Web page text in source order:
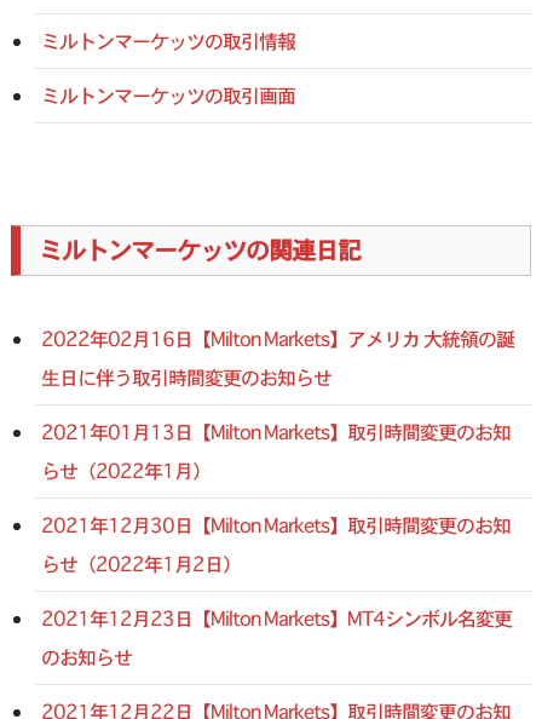
ミルトンマーケッツの取引情報
ミルトンマーケッツの取引画面
ミルトンマーケッツの関連日記
2022年02月16日【Milton Markets】アメリカ 大統領の誕
生日に伴う取引時間変更のお知らせ
2021年01月13日【Milton Markets】取引時間変更のお知
らせ（2022年1月）
2021年12月30日【Milton Markets】取引時間変更のお知
らせ（2022年1月2日）
2021年12月23日【Milton Markets】MT4シンボル名変更
のお知らせ
2021年12月22日【Milton Markets】取引時間変更のお知